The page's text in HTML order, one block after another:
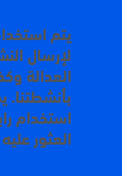
يتم
لإرسال
العدالة
استخدام
العثور